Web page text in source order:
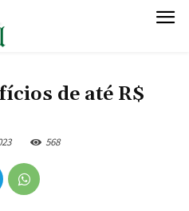
de até R$
568